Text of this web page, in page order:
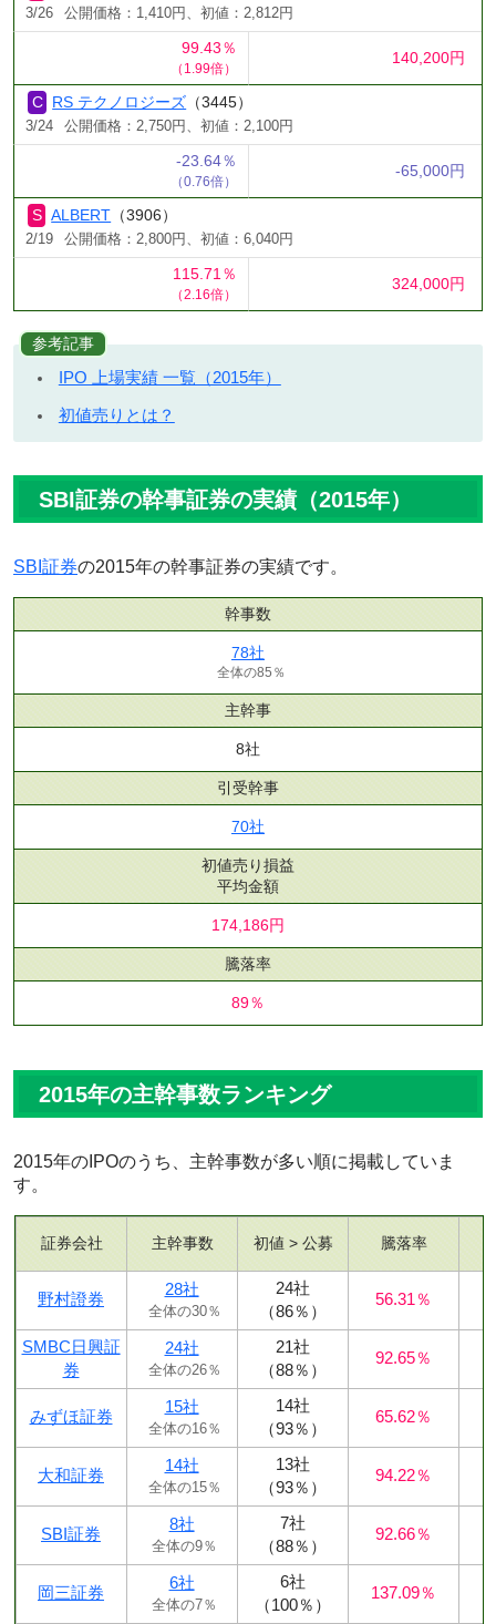
3/26 公開価格：1,410円、初値：2,812円
99.43％
（1.99倍）
140,200円
RS テクノロジーズ （3445）
3/24 公開価格：2,750円、初値：2,100円
-23.64％
（0.76倍）
-65,000円
ALBERT （3906）
2/19 公開価格：2,800円、初値：6,040円
115.71％
（2.16倍）
324,000円
参考記事
IPO 上場実績 一覧（2015年）
初値売りとは？
SBI証券の幹事証券の実績（2015年）
SBI証券の2015年の幹事証券の実績です。
幹事数
78社
全体の85％
主幹事
8社
引受幹事
70社
初値売り損益
平均金額
174,186円
騰落率
89％
2015年の主幹事数ランキング
2015年のIPOのうち、主幹事数が多い順に掲載していま
す。
証券会社 主幹事数 初値 > 公募 騰落率
野村證券
28社
全体の30％
24社
（86％）
56.31％
SMBC日興証
券
24社
全体の26％
21社
（88％）
92.65％
みずほ証券
15社
全体の16％
14社
（93％）
65.62％
大和証券
14社
全体の15％
13社
（93％）
94.22％
SBI証券
8社
全体の9％
7社
（88％）
92.66％
岡三証券
6社
全体の7％
6社
（100％）
137.09％